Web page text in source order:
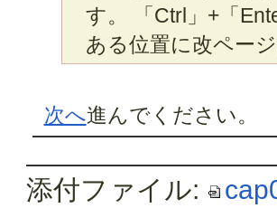
す。 「Ctrl」+「
ある位置に改ペー
次へ進んでください。
添付ファイル: